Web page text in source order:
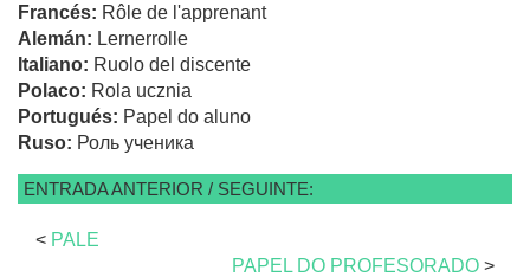
Francés: Rôle de l'apprenant
Alemán: Lernerrolle
Italiano: Ruolo del discente
Polaco: Rola ucznia
Portugués: Papel do aluno
Ruso: Роль ученика
ENTRADA ANTERIOR / SEGUINTE:
< PALE
PAPEL DO PROFESORADO >